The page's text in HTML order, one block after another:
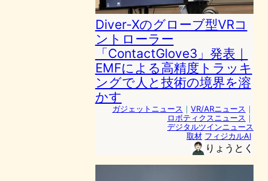
Diver-Xのグローブ型VRコ
ントローラー
「ContactGlove3」発表｜
EMFによる高精度トラッキ
ングで人と技術の境界を溶
かす
ガジェットニュース ｜ VR/ARニュース ｜
ロボティクスニュース ｜
デジタルツインニュース
取材 フィジカルAI
りょうとく